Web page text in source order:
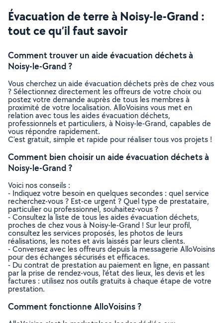
Évacuation de terre à Noisy-le-Grand :
tout ce qu’il faut savoir
Comment trouver un aide évacuation déchets à
Noisy-le-Grand ?
Vous cherchez un aide évacuation déchets près de chez vous
? Sélectionnez directement les offreurs de votre choix ou
postez votre demande auprès de tous les membres à
proximité de votre localisation. AlloVoisins vous met en
relation avec tous les aides évacuation déchets,
professionnels et particuliers, à Noisy-le-Grand, capables de
vous répondre rapidement.
C’est gratuit, simple et rapide pour réaliser tous vos projets !
Comment bien choisir un aide évacuation déchets à
Noisy-le-Grand ?
Voici nos conseils :
- Indiquez votre besoin en quelques secondes : quel service
recherchez-vous ? Est-ce urgent ? Quel type de prestataire,
particulier ou professionnel, souhaitez-vous ?
- Consultez la liste de tous les aides évacuation déchets,
proches de chez vous à Noisy-le-Grand ! Sur leur profil,
consultez les services proposés, les photos de leurs
réalisations, les notes et avis laissés par leurs clients.
- Conversez avec les offreurs depuis la messagerie AlloVoisins
pour des échanges sécurisés et efficaces.
- Du contrat de prestation au paiement en ligne, en passant
par la prise de rendez-vous, l’état des lieux, les devis et les
factures : utilisez nos outils gratuits à chaque étape de votre
prestation.
Comment fonctionne AlloVoisins ?